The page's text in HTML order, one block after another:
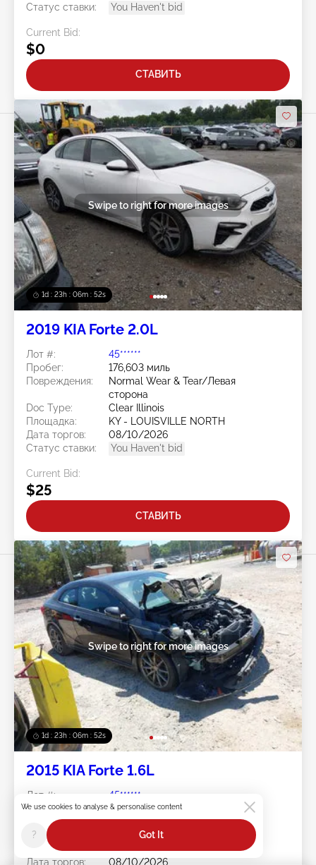
Статус ставки:
You Haven't bid
Current Bid:
$0
СТАВИТЬ
1d : 23h : 06m : 50s
Swipe to right for more images
2019 KIA Forte 2.0L
Лот #:
45******
Пробег:
176,603 миль
Повреждения:
Normal Wear & Tear/Левая
сторона
Doc Type:
Clear Illinois
Площадка:
KY - LOUISVILLE NORTH
Дата торгов:
08/10/2026
Статус ставки:
You Haven't bid
Current Bid:
$25
СТАВИТЬ
1d : 23h : 06m : 50s
Swipe to right for more images
2015 KIA Forte 1.6L
Лот #:
45******
Пробег:
139,068 миль
Повреждения:
Передняя часть
Doc Type:
Salvage South Carolina
Площадка:
NC - CONCORD
Дата торгов:
08/10/2026
We use cookies to analyse & personalise content
? Got It